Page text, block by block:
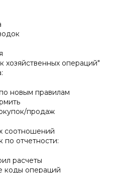
хозяйственных операций"
новым правилам
продаж
соотношений
отчетности:
расчеты
коды операций